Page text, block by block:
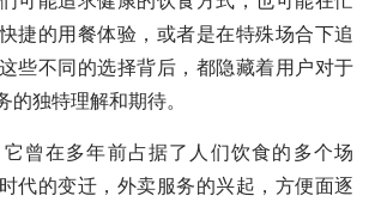
捷的用餐体验，或者是在特殊场合下追
些不同的选择背后，都隐藏着用户对于
的独特理解和期待。
曾在多年前占据了人们饮食的多个场
代的变迁，外卖服务的兴起，方便面逐